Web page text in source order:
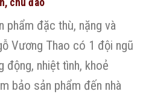
chu đáo
đặc thù, nặng và
Vương Thao có 1 đội ngũ
động, nhiệt tình, khoẻ
bảo sản phẩm đến nhà